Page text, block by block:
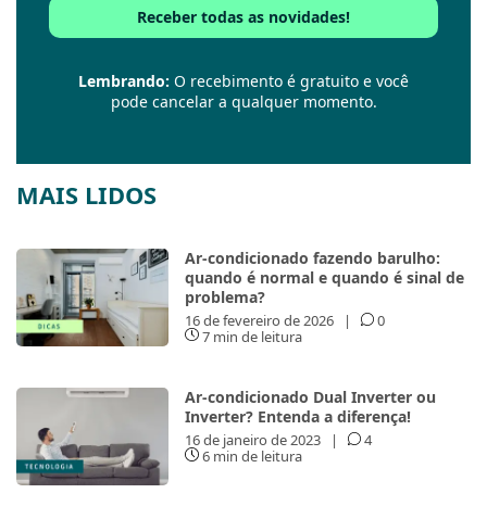
Lembrando: O recebimento é gratuito e você
pode cancelar a qualquer momento.
MAIS LIDOS
Ar-condicionado fazendo barulho:
quando é normal e quando é sinal de
problema?
16 de fevereiro de 2026 |
0
7 min de leitura
Ar-condicionado Dual Inverter ou
Inverter? Entenda a diferença!
16 de janeiro de 2023 |
4
6 min de leitura